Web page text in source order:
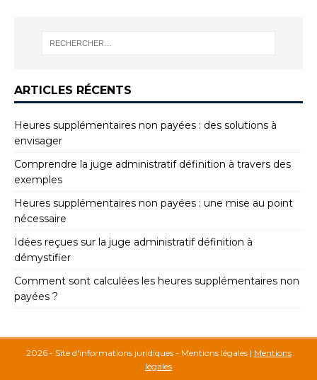
ARTICLES RÉCENTS
Heures supplémentaires non payées : des solutions à
envisager
Comprendre la juge administratif définition à travers des
exemples
Heures supplémentaires non payées : une mise au point
nécessaire
Idées reçues sur la juge administratif définition à
démystifier
Comment sont calculées les heures supplémentaires non
payées ?
2026 - Site d'informations juridiques - Mentions légales | Mentions
légales